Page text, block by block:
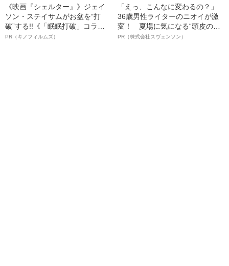
《映画『シェルター』》ジェイ
ソン・ステイサムがお盆を“打
破”する!!《「眠眠打破」コラ
ボ》
PR（キノフィルムズ）
「えっ、こんなに変わるの？」
36歳男性ライターのニオイが激
変！ 夏場に気になる“頭皮のニ
オイ”や“ベタつき”を解消す
PR（株式会社スヴェンソン）